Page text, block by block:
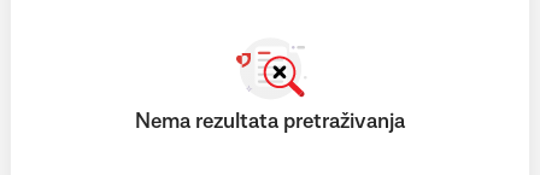
Nema rezultata pretraživanja